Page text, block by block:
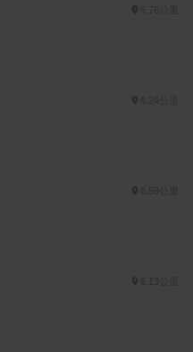
5.76公里
6.24公里
6.59公里